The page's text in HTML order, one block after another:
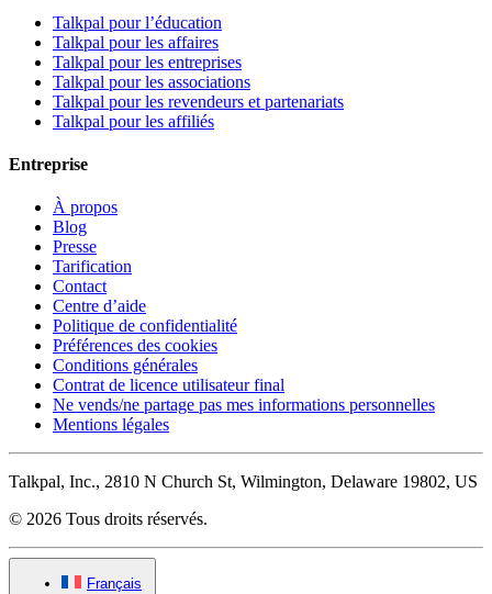
Talkpal pour l’éducation
Talkpal pour les affaires
Talkpal pour les entreprises
Talkpal pour les associations
Talkpal pour les revendeurs et partenariats
Talkpal pour les affiliés
Entreprise
À propos
Blog
Presse
Tarification
Contact
Centre d’aide
Politique de confidentialité
Préférences des cookies
Conditions générales
Contrat de licence utilisateur final
Ne vends/ne partage pas mes informations personnelles
Mentions légales
Talkpal, Inc., 2810 N Church St, Wilmington, Delaware 19802, US
© 2026 Tous droits réservés.
Français